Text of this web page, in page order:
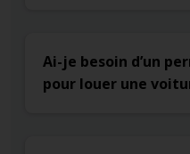
Ai-je besoin d’un
pour louer une